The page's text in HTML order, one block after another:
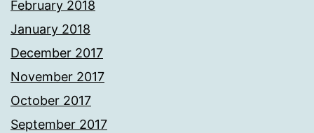
February 2018
January 2018
December 2017
November 2017
October 2017
September 2017